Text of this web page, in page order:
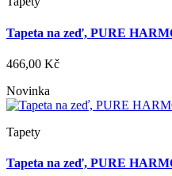
Tapeta na zeď, PURE
466,00 Kč
Novinka
Tapety
Tapeta na zeď, PURE